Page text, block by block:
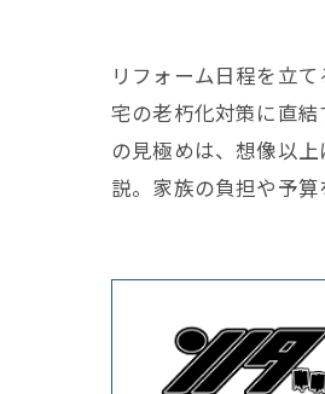
リフォーム日程を立
宅の老朽化対策に直
の見極めは、想像以
説。家族の負担や予